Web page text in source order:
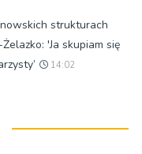
strukturach
Żelazko: 'Ja skupiam się
14:02